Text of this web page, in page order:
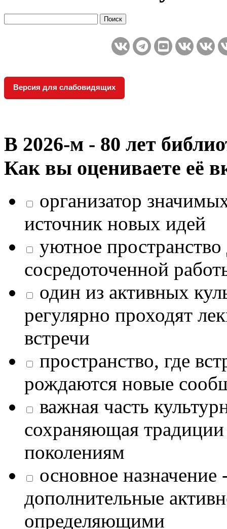
Версия для слабовидящих
В 2026‑м - 80 лет
Как вы оцениваете её
организатор
источник новых идей
уютное
сосредоточенной
один из активных
регулярно проходят
встречи
пространство, где
рождаются новые
важная часть
сохраняющая
поколениям
основное назначение
дополнительные
определяющими